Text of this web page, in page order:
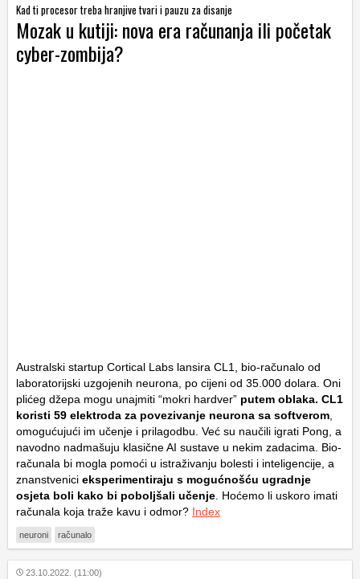
Kad ti procesor treba hranjive tvari i pauzu za disanje
Mozak u kutiji: nova era računanja ili početak
cyber-zombija?
Australski startup Cortical Labs lansira CL1, bio-računalo od
laboratorijski uzgojenih neurona, po cijeni od 35.000 dolara. Oni
plićeg džepa mogu unajmiti “mokri hardver” putem oblaka. CL1
koristi 59 elektroda za povezivanje neurona sa softverom
omogućujući im učenje i prilagodbu. Već su naučili igrati Pong, a
navodno nadmašuju klasične AI sustave u nekim zadacima. Bio-
računala bi mogla pomoći u istraživanju bolesti i inteligencije, a
znanstvenici eksperimentiraju s mogućnošću ugradnje
osjeta boli kako bi poboljšali učenje . Hoćemo li uskoro imati
računala koja traže kavu i odmor? Index
neuroni računalo
23.10.2022. (11:00)